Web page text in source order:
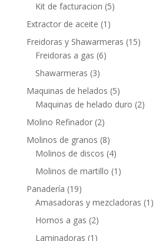
Kit de facturacion (5)
Extractor de aceite (1)
Freidoras y Shawarmeras (15)
Freidoras a gas (6)
Shawarmeras (3)
Maquinas de helados (5)
Maquinas de helado duro (2)
Molino Refinador (2)
Molinos de granos (8)
Molinos de discos (4)
Molinos de martillo (1)
Panadería (19)
Amasadoras y mezcladoras (1)
Hornos a gas (2)
Laminadoras (1)